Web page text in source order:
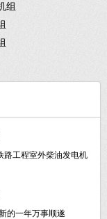
组
路工程室外柴油发电机
的一年万事顺遂